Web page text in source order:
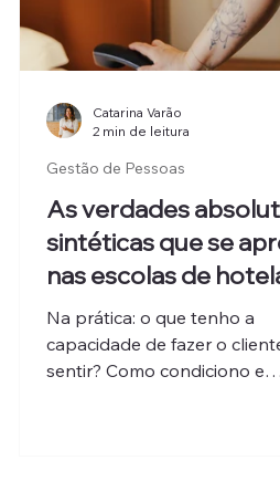
As verdades
sintéticas que se
nas escolas de
Na prática: o que tenho a
capacidade de fazer o
sentir? Como condiciono e
Gestão de Pessoas
Catarina Varão
2 min de leitura